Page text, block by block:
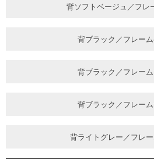
背ソフトベージュ／フレ
背ブラック／フレー
背ブラック／フレー
背ブラック／フレー
背ライトグレー／フレ